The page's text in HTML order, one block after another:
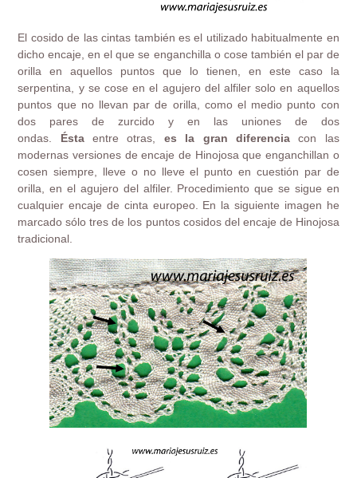
El cosido de las cintas también es el utilizado habitualmente en
dicho encaje, en el que se enganchilla o cose también el par de
orilla en aquellos puntos que lo tienen, en este caso la
serpentina, y se cose en el agujero del alfiler solo en aquellos
puntos que no llevan par de orilla, como el medio punto con
dos pares de zurcido y en las uniones de dos
ondas. Éstaentre otras, es la gran diferenciacon las
modernas versiones de encaje de Hinojosa que enganchillan o
cosen siempre, lleve o no lleve el punto en cuestión par de
orilla, en el agujero del alfiler. Procedimiento que se sigue en
cualquier encaje de cinta europeo. En la siguiente imagen he
marcado sólo tres de los puntos cosidos del encaje de Hinojosa
tradicional.